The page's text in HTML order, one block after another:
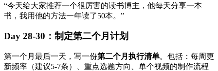
“今天给大家推荐一个很厉害的读书博主，他每天分享一本
书，我用他的方法一年读了50本。”
Day 28-30：制定第二个月计划
第一个月最后一天，写一份第二个月执行清单。包括：每周更
新频率（建议5-7条）、重点选题方向、单个视频的制作流程